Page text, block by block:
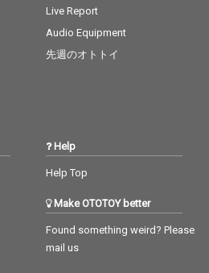
Live Report
Audio Equipment
先週のオトトイ
Help
Help Top
Make OTOTOY better
Found something weird? Please
mail us